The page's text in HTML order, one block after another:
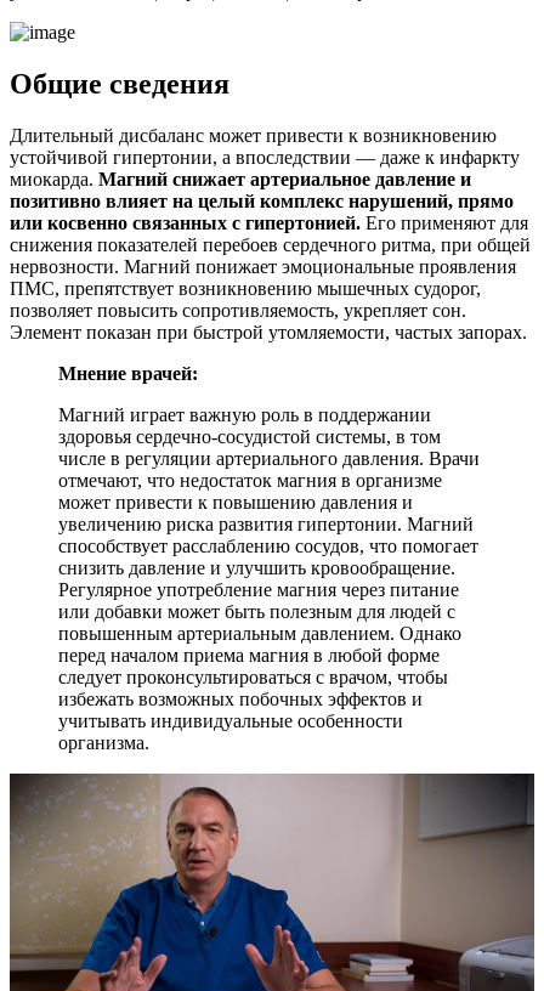
Общие сведения
Длительный дисбаланс может привести к возникновению
устойчивой гипертонии, а впоследствии — даже к инфаркту
миокарда. Магний снижает артериальное давление и
позитивно влияет на целый комплекс нарушений, прямо
или косвенно связанных с гипертонией. Его применяют для
снижения показателей перебоев сердечного ритма, при общей
нервозности. Магний понижает эмоциональные проявления
ПМС, препятствует возникновению мышечных судорог,
позволяет повысить сопротивляемость, укрепляет сон.
Элемент показан при быстрой утомляемости, частых запорах.
Мнение врачей:
Магний играет важную роль в поддержании
здоровья сердечно-сосудистой системы, в том
числе в регуляции артериального давления. Врачи
отмечают, что недостаток магния в организме
может привести к повышению давления и
увеличению риска развития гипертонии. Магний
способствует расслаблению сосудов, что помогает
снизить давление и улучшить кровообращение.
Регулярное употребление магния через питание
или добавки может быть полезным для людей с
повышенным артериальным давлением. Однако
перед началом приема магния в любой форме
следует проконсультироваться с врачом, чтобы
избежать возможных побочных эффектов и
учитывать индивидуальные особенности
организма.